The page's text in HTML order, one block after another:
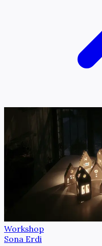
Workshop
Sona Erdi